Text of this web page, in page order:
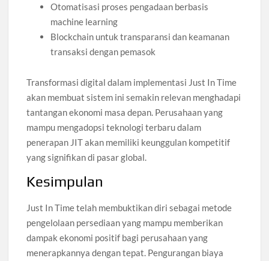
Otomatisasi proses pengadaan berbasis
machine learning
Blockchain untuk transparansi dan keamanan
transaksi dengan pemasok
Transformasi digital dalam implementasi Just In Time
akan membuat sistem ini semakin relevan menghadapi
tantangan ekonomi masa depan. Perusahaan yang
mampu mengadopsi teknologi terbaru dalam
penerapan JIT akan memiliki keunggulan kompetitif
yang signifikan di pasar global.
Kesimpulan
Just In Time telah membuktikan diri sebagai metode
pengelolaan persediaan yang mampu memberikan
dampak ekonomi positif bagi perusahaan yang
menerapkannya dengan tepat. Pengurangan biaya